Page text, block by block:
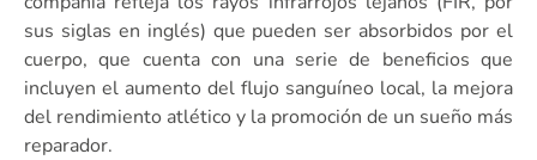
sus siglas en inglés) que pueden ser absorbidos por el
cuerpo, que cuenta con una serie de beneficios que
incluyen el aumento del flujo sanguíneo local, la mejora
del rendimiento atlético y la promoción de un sueño más
reparador.